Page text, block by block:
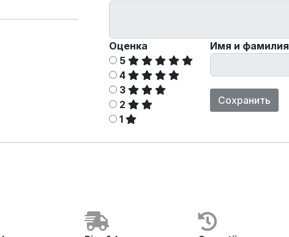
Оценка
5
4
3
2
1
Имя и фамилия
Сохранить